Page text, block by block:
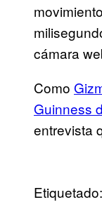
cámara
Como
Guinness
entrevista
Etiquetado: